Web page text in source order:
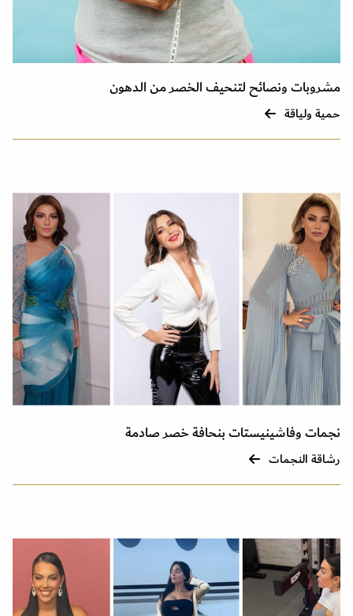
مشروبات ونصائح لتنحيف الخصر من الدهون
حمية ولياقة
نجمات وفاشينيستات بنحافة خصر صادمة
رشاقة النجمات